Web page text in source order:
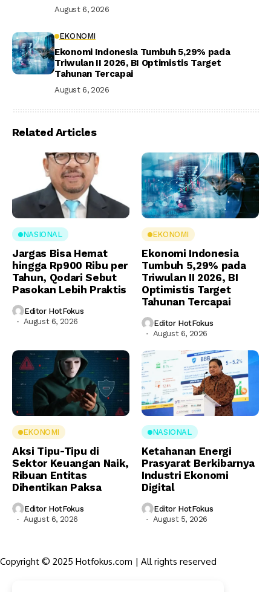
August 6, 2026
EKONOMI
Ekonomi Indonesia Tumbuh 5,29% pada
Triwulan II 2026, BI Optimistis Target
Tahunan Tercapai
August 6, 2026
Related Articles
NASIONAL
Jargas Bisa Hemat
hingga Rp900 Ribu per
Tahun, Qodari Sebut
Pasokan Lebih Praktis
Editor HotFokus
August 6, 2026
EKONOMI
Ekonomi Indonesia
Tumbuh 5,29% pada
Triwulan II 2026, BI
Optimistis Target
Tahunan Tercapai
Editor HotFokus
August 6, 2026
EKONOMI
Aksi Tipu-Tipu di
Sektor Keuangan Naik,
Ribuan Entitas
Dihentikan Paksa
Editor HotFokus
August 6, 2026
NASIONAL
Ketahanan Energi
Prasyarat Berkibarnya
Industri Ekonomi
Digital
Editor HotFokus
August 5, 2026
Copyright © 2025 Hotfokus.com | All rights reserved